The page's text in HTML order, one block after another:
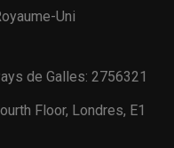
Uni
de Galles: 2756321
Floor, Londres, E1